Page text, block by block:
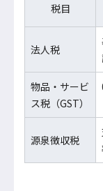
税目
法人税
物品・サービ
ス税（GST）
源泉徴収税